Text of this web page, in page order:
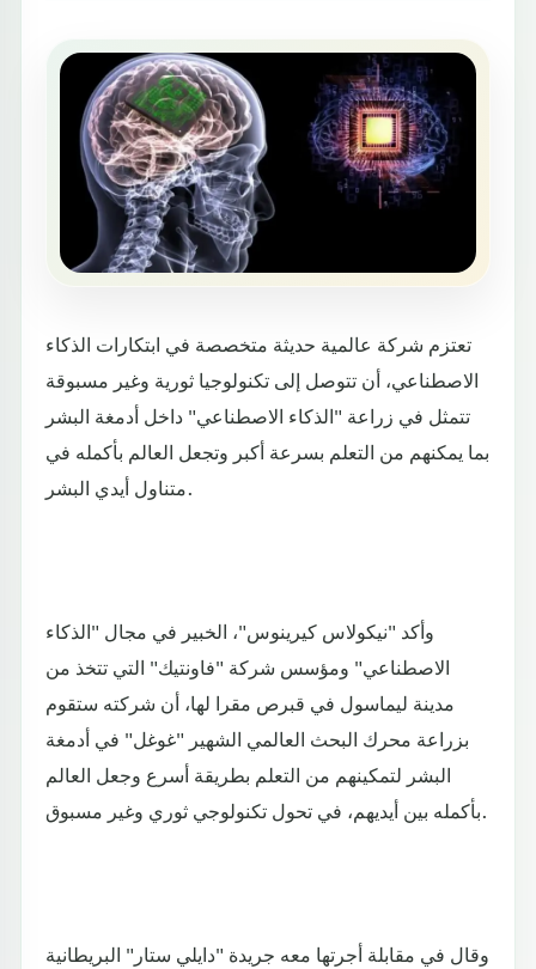
تعتزم شركة عالمية حديثة متخصصة في ابتكارات الذكاء
الاصطناعي، أن تتوصل إلى تكنولوجيا ثورية وغير مسبوقة
تتمثل في زراعة "الذكاء الاصطناعي" داخل أدمغة البشر
بما يمكنهم من التعلم بسرعة أكبر وتجعل العالم بأكمله في
متناول أيدي البشر.
وأكد "نيكولاس كيرينوس"، الخبير في مجال "الذكاء
الاصطناعي" ومؤسس شركة "فاونتيك" التي تتخذ من
مدينة ليماسول في قبرص مقرا لها، أن شركته ستقوم
بزراعة محرك البحث العالمي الشهير "غوغل" في أدمغة
البشر لتمكينهم من التعلم بطريقة أسرع وجعل العالم
بأكمله بين أيديهم، في تحول تكنولوجي ثوري وغير مسبوق.
وقال في مقابلة أجرتها معه جريدة "دايلي ستار" البريطانية